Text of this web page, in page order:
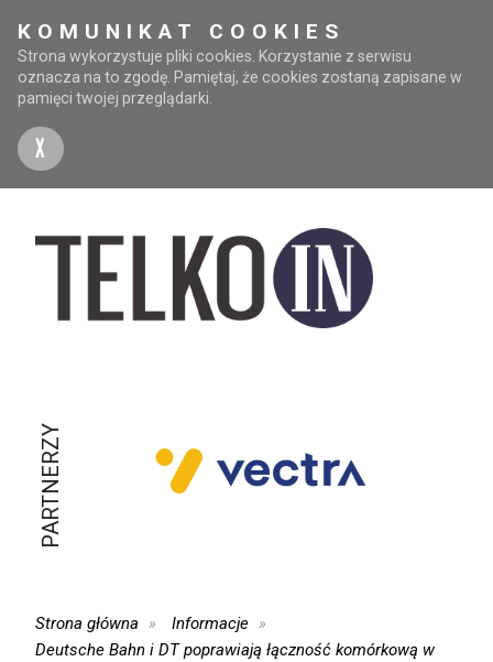
KOMUNIKAT COOKIES
Strona wykorzystuje pliki cookies. Korzystanie z serwisu
oznacza na to zgodę. Pamiętaj, że cookies zostaną zapisane w
pamięci twojej przeglądarki.
X
PARTNERZY
Strona główna
Informacje
Deutsche Bahn i DT poprawiają łączność komórkową w